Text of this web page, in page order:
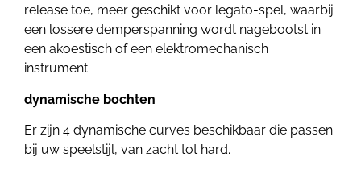
release toe, meer geschikt voor legato-spel, waarbij
een lossere demperspanning wordt nagebootst in
een akoestisch of een elektromechanisch
instrument.
dynamische bochten
Er zijn 4 dynamische curves beschikbaar die passen
bij uw speelstijl, van zacht tot hard.